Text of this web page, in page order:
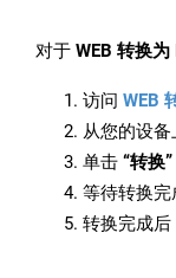
对于 WEB 转换为
访问 WEB
从您的设备
单击 “转换”
等待转换完
转换完成后